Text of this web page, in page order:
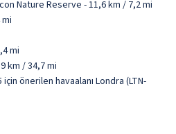
Nature Reserve - 11,6 km / 7,2 mi
mi
km / 34,7 mi
önerilen havaalanı Londra (LTN-